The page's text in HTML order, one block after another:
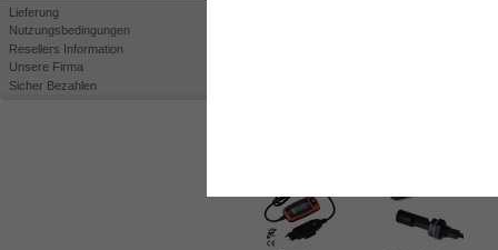
Lieferung
Nutzungsbedingungen
Resellers Information
Unsere Firma
Sicher Bezahlen